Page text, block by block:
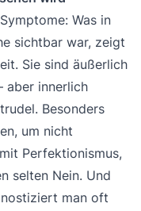
Was in
sichtbar war, zeigt
Sie sind äußerlich
aber innerlich
Besonders
um nicht
Perfektionismus,
selten Nein. Und
man oft